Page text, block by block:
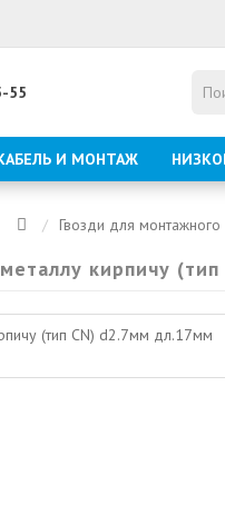
55
И МОНТАЖ
Гвозди для
кирпичу